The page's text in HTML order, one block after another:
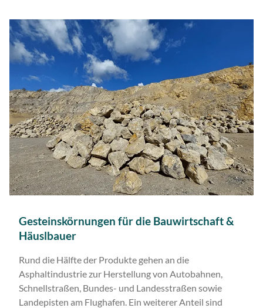
Gesteinskörnungen für die Bauwirtschaft &
Häuslbauer
Rund die Hälfte der Produkte gehen an die
Asphaltindustrie zur Herstellung von Autobahnen,
Schnellstraßen, Bundes- und Landesstraßen sowie
Landepisten am Flughafen. Ein weiterer Anteil sind